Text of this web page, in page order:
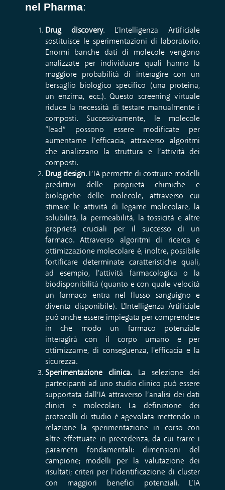
nel Pharma:
Drug discovery. L’Intelligenza Artificiale
sostituisce le sperimentazioni di laboratorio.
Enormi banche dati di molecole vengono
analizzate per individuare quali hanno la
maggiore probabilità di interagire con un
bersaglio biologico specifico (una proteina,
un enzima, ecc.). Questo screening virtuale
riduce la necessità di testare manualmente i
composti. Successivamente, le molecole
“lead” possono essere modificate per
aumentarne l’efficacia, attraverso algoritmi
che analizzano la struttura e l’attività dei
composti.
Drug design. L’IA permette di costruire modelli
predittivi delle proprietà chimiche e
biologiche delle molecole, attraverso cui
stimare le attività di legame molecolare, la
solubilità, la permeabilità, la tossicità e altre
proprietà cruciali per il successo di un
farmaco. Attraverso algoritmi di ricerca e
ottimizzazione molecolare è, inoltre, possibile
fortificare determinate caratteristiche quali,
ad esempio, l'attività farmacologica o la
biodisponibilità (quanto e con quale velocità
un farmaco entra nel flusso sanguigno e
diventa disponibile). L'Intelligenza Artificiale
può anche essere impiegata per comprendere
in che modo un farmaco potenziale
interagirà con il corpo umano e per
ottimizzarne, di conseguenza, l'efficacia e la
sicurezza.
Sperimentazione clinica. La selezione dei
partecipanti ad uno studio clinico può essere
supportata dall’IA attraverso l’analisi dei dati
clinici e molecolari. La definizione dei
protocolli di studio è agevolata mettendo in
relazione la sperimentazione in corso con
altre effettuate in precedenza, da cui trarre i
parametri fondamentali: dimensioni del
campione; modelli per la valutazione dei
risultati; criteri per l’identificazione di cluster
con maggiori benefici potenziali. L’IA